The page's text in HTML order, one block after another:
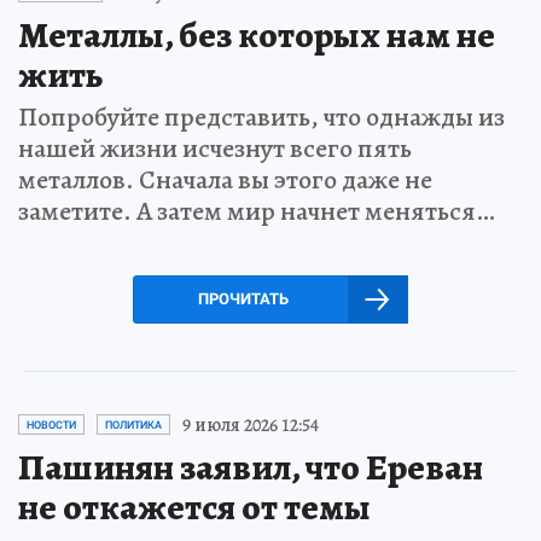
Металлы, без которых нам не
жить
Попробуйте представить, что однажды из
нашей жизни исчезнут всего пять
металлов. Сначала вы этого даже не
заметите. А затем мир начнет меняться…
ПРОЧИТАТЬ
НОВОСТИ ПОЛИТИКА 9 июля 2026 12:54
Пашинян заявил, что Ереван
не откажется от темы